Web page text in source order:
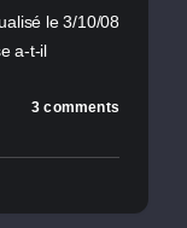
le 3/10/08
a-t-il
3 comments